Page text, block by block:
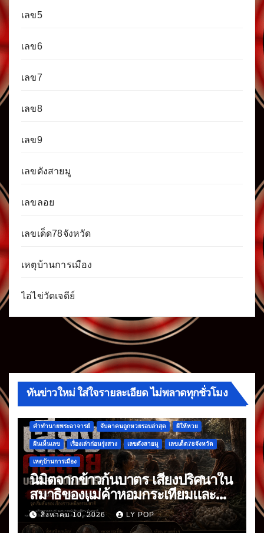
เลข5
เลข6
เลข7
เลข8
เลข9
เลขดังสายมู
เลขลอย
เลขเด็ด78จังหวัด
เหตุบ้านการเมือง
ไอ่ไข่วัดเจดีย์
ทันข่าวใหม่ ใส่ใจรายละเอียด ไม่พลาดทุกชั่วโมง
คำทำนายพระอาจารย์ จับตาคนถูกหวยรอบล่าสุด ผีให้หวย
ฝันเห็นเลข เรื่องเล่าก่อนรุ่งสาง เลขดังสายมู เลขเด็ด78จังหวัด
เหตุบ้านการเมือง
นิมิตจากข้าวก้นบาตร เสียงปริศนาใน
สมาธิของแม่ค้าหอมกระเทียมและ
พริกแห้ง ที่มาหลังจากข้าวก้นบาตร
มื้อแรก
สิงหาคม 10, 2026 LY POP